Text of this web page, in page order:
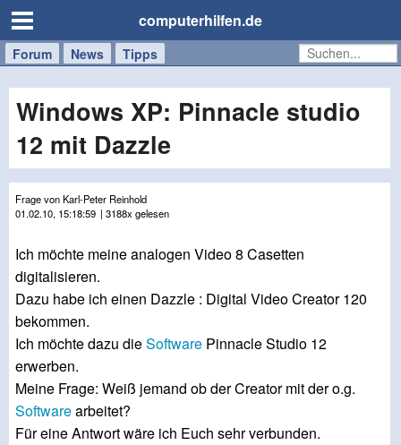
computerhilfen.de
Forum News Tipps
Handy
Tablet
Windows
Mac
Windows XP: Pinnacle studio
12 mit Dazzle
Frage von Karl-Peter Reinhold
01.02.10, 15:18:59 | 3188x gelesen
Ich möchte meine analogen Video 8 Casetten
digitalisieren.
Dazu habe ich einen Dazzle : Digital Video Creator 120
bekommen.
Ich möchte dazu dieSoftware Pinnacle Studio 12
erwerben.
Meine Frage: Weiß jemand ob der Creator mit der o.g.
Softwarearbeitet?
Für eine Antwort wäre ich Euch sehr verbunden.